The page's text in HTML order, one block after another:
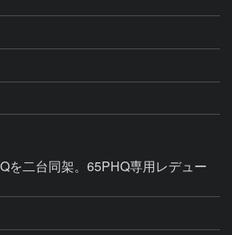
を二台同架。65PHQ専用レデュー